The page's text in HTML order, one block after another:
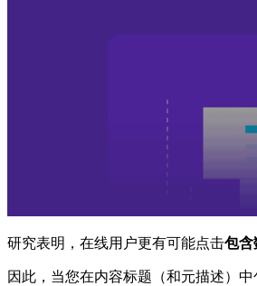
研究表明，在线用户更有可能点击包含
因此，当您在内容标题（和元描述）